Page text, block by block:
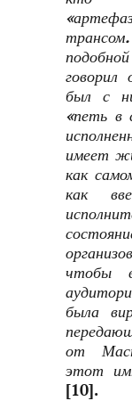
был с
«петь в
имеет
как
как
чтобы
была
от
этот
[10].